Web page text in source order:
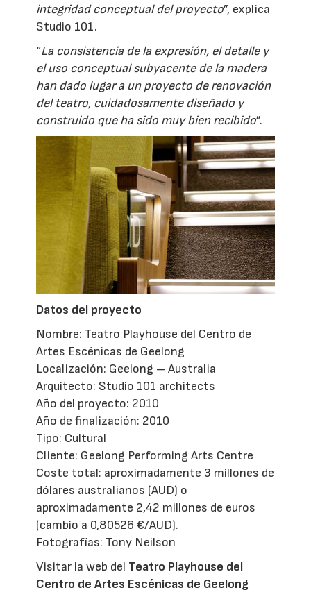
integridad conceptual del proyecto”, explica
Studio 101.
“La consistencia de la expresión, el detalle y
el uso conceptual subyacente de la madera
han dado lugar a un proyecto de renovación
del teatro, cuidadosamente diseñado y
construido que ha sido muy bien recibido”.
Datos del proyecto
Nombre: Teatro Playhouse del Centro de
Artes Escénicas de Geelong
Localización: Geelong – Australia
Arquitecto: Studio 101 architects
Año del proyecto: 2010
Año de finalización: 2010
Tipo: Cultural
Cliente: Geelong Performing Arts Centre
Coste total: aproximadamente 3 millones de
dólares australianos (AUD) o
aproximadamente 2,42 millones de euros
(cambio a 0,80526 €/AUD).
Fotografías: Tony Neilson
Visitar la web del Teatro Playhouse del
Centro de Artes Escénicas de Geelong